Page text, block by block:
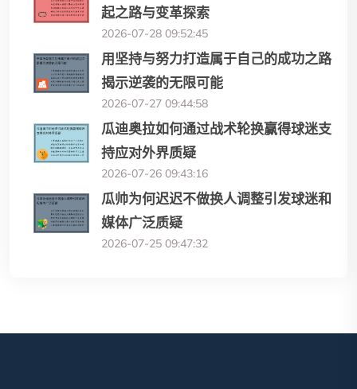
起之路与变革探索
2026-07-28 09:52:45
用坚持与努力打造属于自己的成功之路
揭示逆袭的无限可能
2026-07-27 09:44:58
瓜迪奥拉如何通过战术轮换赢得球迷支
持应对外界质疑
2026-07-26 09:43:16
瓜帅为何迟迟不做换人调整引发球迷和
媒体广泛质疑
2026-07-25 09:47:32